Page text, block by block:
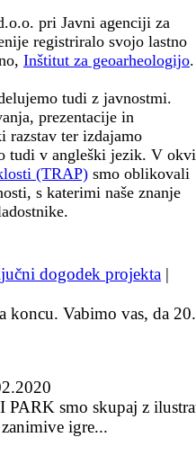
pri Javni agenciji za
registriralo svojo lastno
Inštitut za geoarheologijo.
tudi z javnostmi.
prezentacije in
ter izdajamo
tudi v angleški jezik. V
(TRAP) smo oblikovali
s katerimi naše znanje
dogodek projekta |
koncu. Vabimo vas, da
smo skupaj z
igre...